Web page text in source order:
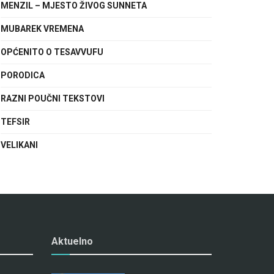
MENZIL – MJESTO ŽIVOG SUNNETA
MUBAREK VREMENA
OPĆENITO O TESAVVUFU
PORODICA
RAZNI POUČNI TEKSTOVI
TEFSIR
VELIKANI
Aktuelno